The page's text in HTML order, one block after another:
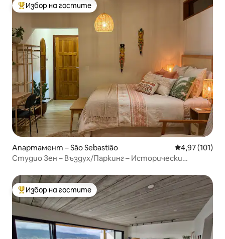
Най-популярен избор на гостите
Избор на гостите
Апартамент – São Sebastião Средна
4,97 (101)
Студио Зен – Въздух/Паркинг – Исторически
Най-популярен избор на гостите
Избор на гостите